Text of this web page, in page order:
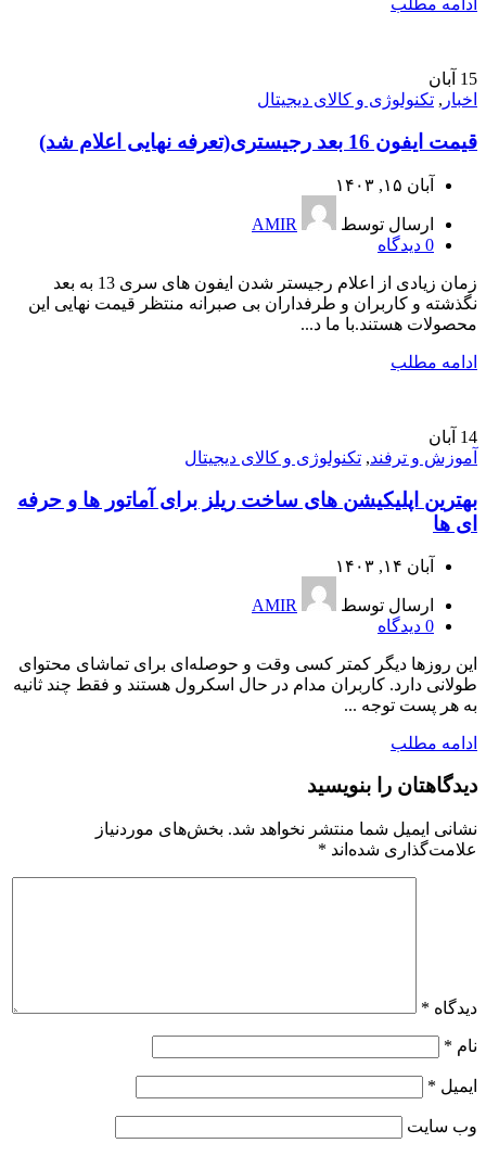
ادامه مطلب
15 آبان
اخبار , تکنولوژی و کالای دیجیتال
قیمت ایفون 16 بعد رجیستری(تعرفه نهایی اعلام شد)
آبان ۱۵, ۱۴۰۳
ارسال توسط
AMIR
0 دیدگاه
زمان زیادی از اعلام رجیستر شدن ایفون های سری 13 به بعد
نگذشته و کاربران و طرفداران بی صبرانه منتظر قیمت نهایی این
محصولات هستند.با ما د...
ادامه مطلب
14 آبان
آموزش و ترفند, تکنولوژی و کالای دیجیتال
بهترین اپلیکیشن های ساخت ریلز برای آماتور ها و حرفه
ای ها
آبان ۱۴, ۱۴۰۳
ارسال توسط
AMIR
0 دیدگاه
این روزها دیگر کمتر کسی وقت و حوصله‌ای برای تماشای محتوای
طولانی دارد. کاربران مدام در حال اسکرول هستند و فقط چند ثانیه
به هر پست توجه ...
ادامه مطلب
دیدگاهتان را بنویسید
نشانی ایمیل شما منتشر نخواهد شد. بخش‌های موردنیاز
علامت‌گذاری شده‌اند *
دیدگاه *
نام *
ایمیل *
وب‌ سایت